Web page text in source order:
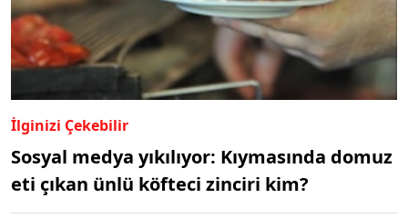
İlginizi Çekebilir
Sosyal medya yıkılıyor: Kıymasında domuz
eti çıkan ünlü köfteci zinciri kim?